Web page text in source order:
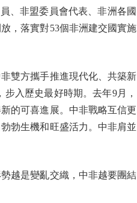
、非盟委員會代表、非洲各國
，落實對53個非洲建交國實施
雙方攜手推進現代化、共築新
入歷史最好時期。去年9月，
的可喜進展。中非戰略互信更
勃生機和旺盛活力。中非肩並
越是變亂交織，中非越要團結